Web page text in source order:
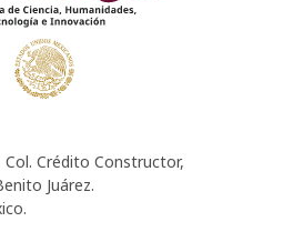
Crédito Constructor,
Juárez.